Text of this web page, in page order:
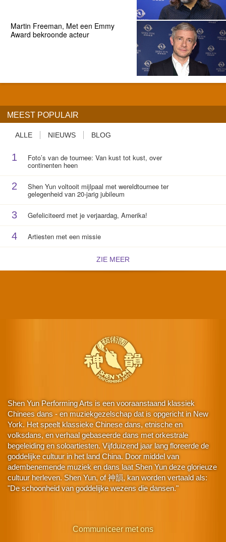
Martin Freeman, Met een Emmy
Award bekroonde acteur
MEEST POPULAIR
ALLE NIEUWS BLOG
1 Foto’s van de tournee: Van kust tot kust, over
continenten heen
2 Shen Yun voltooit mijlpaal met wereldtournee ter
gelegenheid van 20-jarig jubileum
3 Gefeliciteerd met je verjaardag, Amerika!
4 Artiesten met een missie
ZIE MEER
Shen Yun Performing Arts is een vooraanstaand klassiek
Chinees dans - en muziekgezelschap dat is opgericht in New
York. Het speelt klassieke Chinese dans, etnische en
volksdans, en verhaal gebaseerde dans met orkestrale
begeleiding en soloartiesten. Vijfduizend jaar lang floreerde de
goddelijke cultuur in het land China. Door middel van
adembenemende muziek en dans laat Shen Yun deze glorieuze
cultuur herleven. Shen Yun, of 神韻, kan worden vertaald als:
"De schoonheid van goddelijke wezens die dansen."
Communiceer met ons